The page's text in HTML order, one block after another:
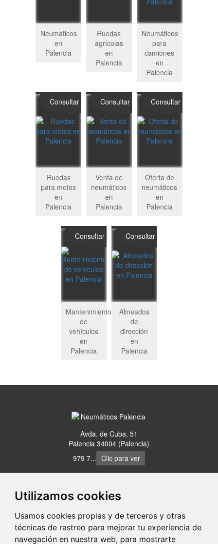
Utilizamos cookies
Usamos cookies propias y de terceros y otras
técnicas de rastreo para mejorar tu experiencia de
navegación en nuestra web, para mostrarte
Neumáticos
en
Palencia
Ruedas
agrícolas
en
Palencia
Neumáticos
para
camiones
en
Palencia
Consultar
Ruedas
para motos
en
Palencia
Consultar
Venta de
neumáticos
en
Palencia
Consultar
Oferta de
neumáticos
en
Palencia
Consultar
Mantenimiento
de
vehículos
en
Palencia
Consultar
Alineados
de
dirección
en
Palencia
Avda. de Cuba, 51
Palencia 34004 (Palencia)
979 7... Clic para ver
portaldetuciudad.com